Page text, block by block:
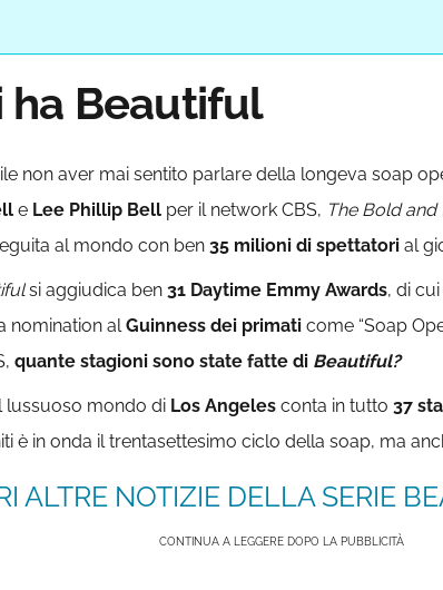
ha Beautiful
non aver mai sentito parlare della longeva soap
e Lee Phillip Bell per il network CBS, The Bold
al mondo con ben 35 milioni di spettatori al
si aggiudica ben 31 Daytime Emmy Awards, di
nomination alGuinness dei primati come “Soap
quante stagioni sono state fatte di Beautiful?
lussuoso mondo di Los Angeles conta in tutto 37
è in onda il trentasettesimo ciclo della soap, ma
ALTRE NOTIZIE DELLA SERIE
CONTINUA A LEGGERE DOPO LA PUBBLICITÀ